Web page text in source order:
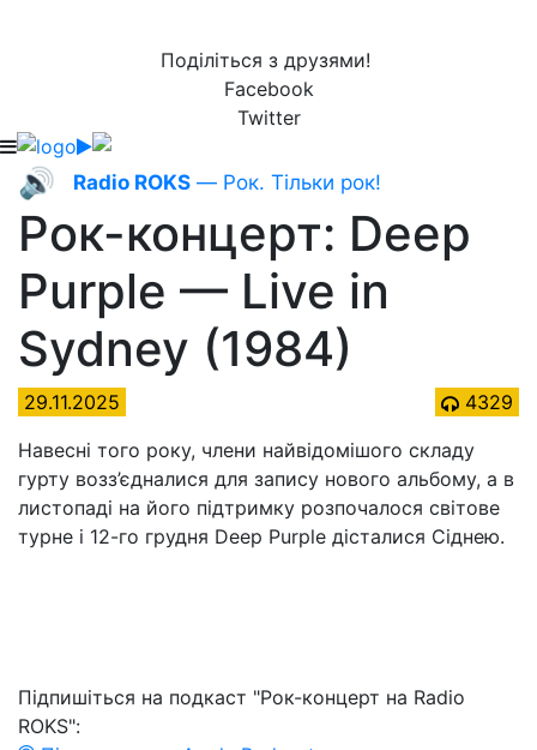
Поділіться з друзями!
Facebook
Twitter
🔊 Radio ROKS — Рок. Тільки рок!
Рок-концерт: Deep
Purple — Live in
Sydney (1984)
29.11.2025
4329
Навесні того року, члени найвідомішого складу
гурту возз’єдналися для запису нового альбому, а в
листопаді на його підтримку розпочалося світове
турне і 12-го грудня Deep Purple дісталися Сіднею.
Підпишіться на подкаст "Рок-концерт на Radio
ROKS":